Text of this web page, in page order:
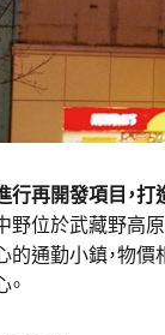
行再開發項目，
野位於武藏野高
的通勤小鎮，物